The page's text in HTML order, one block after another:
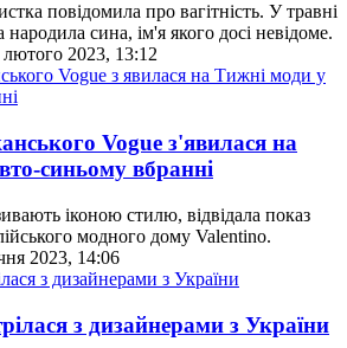
повідомила про вагітність. У травні
сина, ім'я якого досі невідоме.
лютого 2023, 13:12
Vogue з'явилася на
синьому вбранні
іконою стилю, відвідала показ
модного дому Valentino.
2023, 14:06
з дизайнерами з України